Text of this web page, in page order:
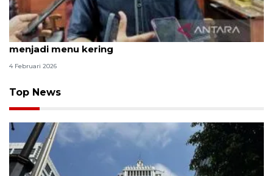
DPRD Palangka Raya usul MBG di bulan Ramadhan
menjadi menu kering
4 Februari 2026
Top News